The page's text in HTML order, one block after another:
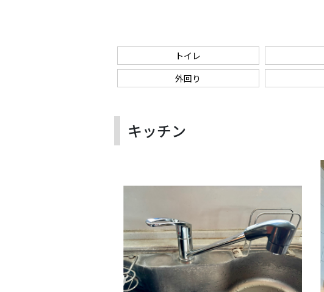
トイレ
外回り
キッチン